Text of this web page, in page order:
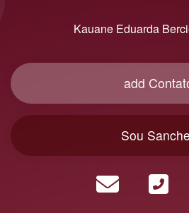
Kauane Eduarda
add
Sou